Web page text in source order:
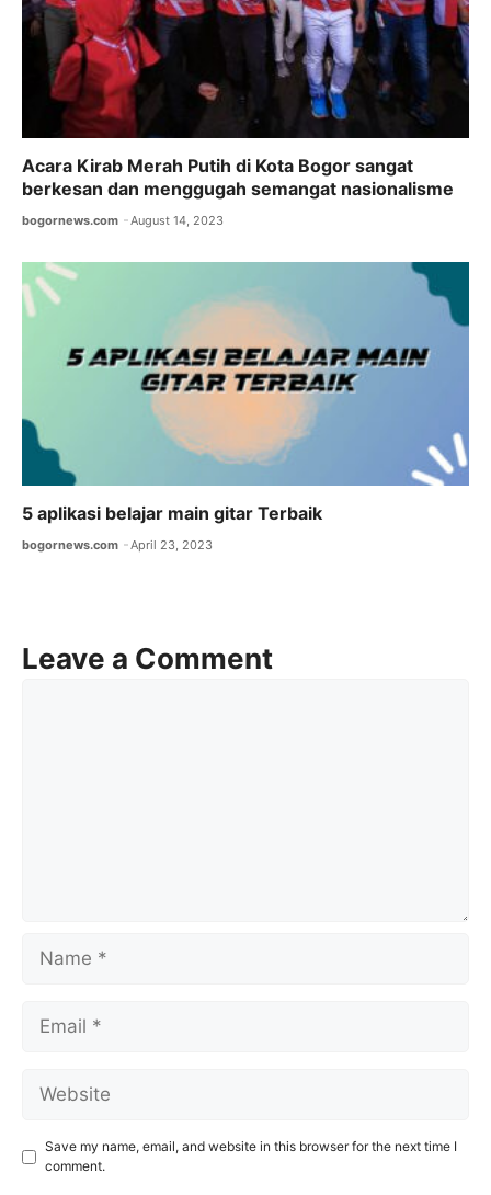
Acara Kirab Merah Putih di Kota Bogor sangat
berkesan dan menggugah semangat nasionalisme
bogornews.com August 14, 2023
5 aplikasi belajar main gitar Terbaik
bogornews.com April 23, 2023
Leave a Comment
Name
Email
Website
Save my name, email, and website in this browser for the next time I
comment.